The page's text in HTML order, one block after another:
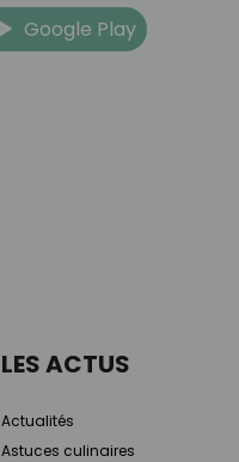
Google Play
LES ACTUS
Actualités
Astuces culinaires